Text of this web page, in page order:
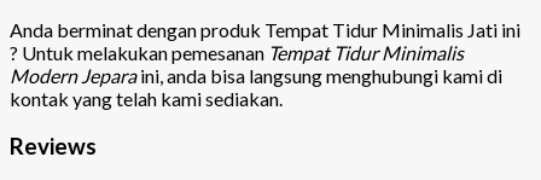
Anda berminat dengan produk Tempat Tidur Minimalis Jati ini
? Untuk melakukan pemesanan Tempat Tidur Minimalis
Modern Jeparaini, anda bisa langsung menghubungi kami di
kontak yang telah kami sediakan.
Reviews